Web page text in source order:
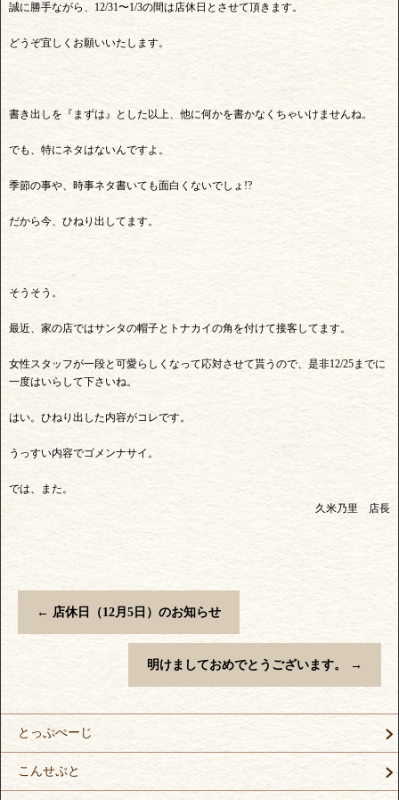
誠に勝手ながら、12/31〜1/3の間は店休日とさせて頂きます。
どうぞ宜しくお願いいたします。
書き出しを『まずは』とした以上、他に何かを書かなくちゃいけませんね。
でも、特にネタはないんですよ。
季節の事や、時事ネタ書いても面白くないでしょ!?
だから今、ひねり出してます。
そうそう。
最近、家の店ではサンタの帽子とトナカイの角を付けて接客してます。
女性スタッフが一段と可愛らしくなって応対させて貰うので、是非12/25までに
一度はいらして下さいね。
はい。ひねり出した内容がコレです。
うっすい内容でゴメンナサイ。
では、また。
久米乃里 店長
← 店休日（12月5日）のお知らせ
明けましておめでとうございます。 →
とっぷぺーじ
こんせぷと